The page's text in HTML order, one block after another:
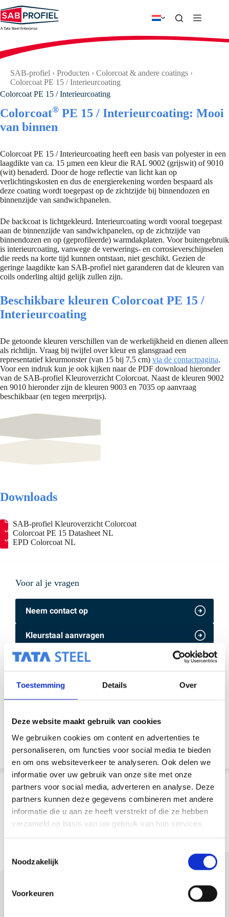
Toestemming Details Over
Deze website maakt gebruik van cookies
We gebruiken cookies om content en advertenties te
personaliseren, om functies voor social media te bieden
en om ons websiteverkeer te analyseren. Ook delen we
informatie over uw gebruik van onze site met onze
partners voor social media, adverteren en analyse. Deze
partners kunnen deze gegevens combineren met andere
informatie die u aan ze heeft verstrekt of die ze hebben
verzameld op basis van uw gebruik van hun services.
Noodzakelijk
Voorkeuren
naar
de
inhoud
SAB-profiel › Producten › Colorcoat & andere coatings ›
Colorcoat PE 15 / Interieurcoating
Colorcoat PE 15 / Interieurcoating
Colorcoat® PE 15 / Interieurcoating: Mooi
van binnen
Colorcoat PE 15 / Interieurcoating heeft een basis van polyester in een
laagdikte van ca. 15 µmen een kleur die RAL 9002 (grijswit) of 9010
(wit) benaderd. Door de hoge reflectie van licht kan op
verlichtingskosten en dus de energierekening worden bespaard als
deze coating wordt toegepast op de zichtzijde bij binnendozen en
binnenzijde van sandwichpanelen.
De backcoat is lichtgekleurd. Interieurcoating wordt vooral toegepast
aan de binnenzijde van sandwichpanelen, op de zichtzijde van
binnendozen en op (geprofileerde) warmdakplaten. Voor buitengebruik
is interieurcoating, vanwege de verwerings- en corrosieverschijnselen
die reeds na korte tijd kunnen ontstaan, niet geschikt. Gezien de
geringe laagdikte kan SAB-profiel niet garanderen dat de kleuren van
coils onderling altijd gelijk zullen zijn.
Beschikbare kleuren Colorcoat PE 15 /
Interieurcoating
De getoonde kleuren verschillen van de werkelijkheid en dienen alleen
als richtlijn. Vraag bij twijfel over kleur en glansgraad een
representatief kleurmonster (van 15 bij 7,5 cm) via de contactpagina.
Voor een indruk kun je ook kijken naar de PDF download hieronder
van de SAB-profiel Kleuroverzicht Colorcoat. Naast de kleuren 9002
en 9010 hieronder zijn de kleuren 9003 en 7035 op aanvraag
beschikbaar (en tegen meerprijs).
Downloads
SAB-profiel Kleuroverzicht Colorcoat
Colorcoat PE 15 Datasheet NL
EPD Colorcoat NL
Voor al je vragen
Neem contact op
Kleurstaal aanvragen
Online bestekteksten
Bekijk producten
Bekijk alle downloads & brochures